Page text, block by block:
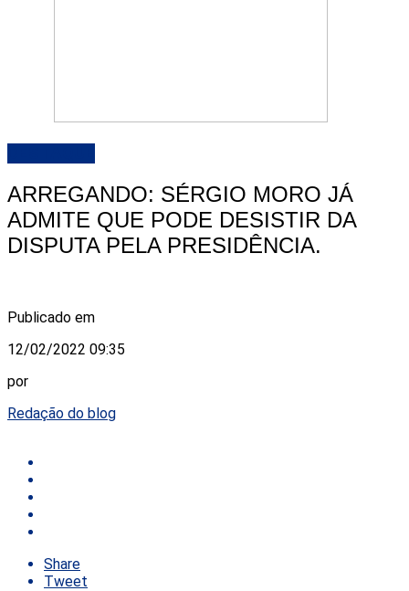
ARREGANDO: SÉRGIO MORO JÁ
ADMITE QUE PODE DESISTIR DA
DISPUTA PELA PRESIDÊNCIA.
Publicado em
12/02/2022 09:35
por
Redação do blog
Share
Tweet